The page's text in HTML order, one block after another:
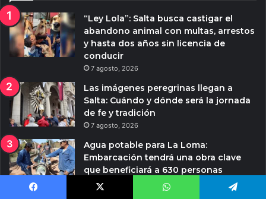
“Ley Lola”: Salta busca castigar el
abandono animal con multas, arrestos
y hasta dos años sin licencia de
conducir
7 agosto, 2026
Las imágenes peregrinas llegan a
Salta: Cuándo y dónde será la jornada
de fe y tradición
7 agosto, 2026
Agua potable para La Loma:
Embarcación tendrá una obra clave
que beneficiará a 630 personas
7 agosto, 2026